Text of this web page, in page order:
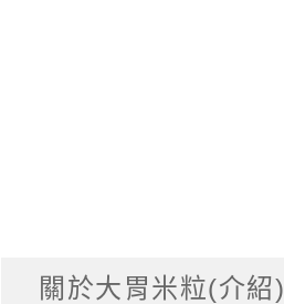
關於大胃米粒(介紹)